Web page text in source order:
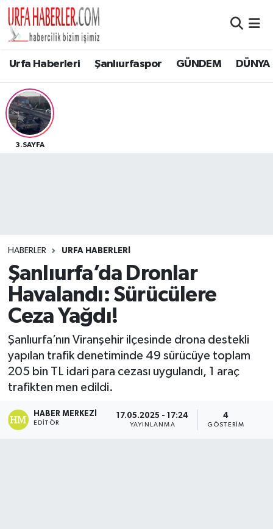
Urfa Haberleri Şanlıurfaspor GÜNDEM DÜNYA
3.SAYFA
HABERLER URFA HABERLERİ
Şanlıurfa’da Dronlar
Havalandı: Sürücülere
Ceza Yağdı!
Şanlıurfa’nın Viranşehir ilçesinde drona destekli
yapılan trafik denetiminde 49 sürücüye toplam
205 bin TL idari para cezası uygulandı, 1 araç
trafikten men edildi.
HABER MERKEZI
EDITÖR
17.05.2025 - 17:24
YAYINLANMA
4
GÖSTERIM
Şanlıurfa Nöbetçi Eczaneler
Şanlıurfa Namaz Vakitleri
Şanlıurfa Trafik Yoğunluk Haritası
Haber Arşivi